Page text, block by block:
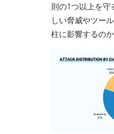
則の1つ以上を守
しい脅威やツー
柱に影響するの